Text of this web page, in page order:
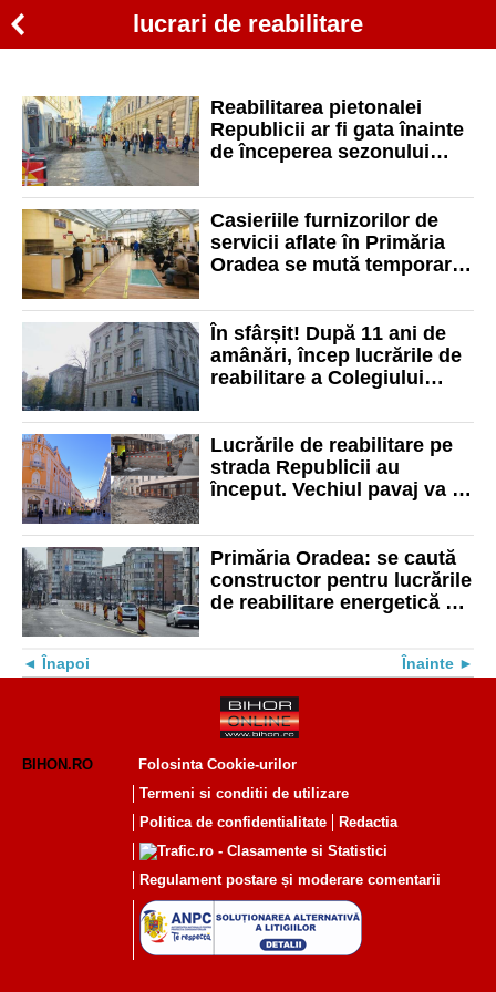
lucrari de reabilitare
Reabilitarea pietonalei
Republicii ar fi gata înainte
de începerea sezonului
Primăria Oradea
Casieriile furnizorilor de
servicii aflate în Primăria
Oradea se mută temporar.
facturile
În sfârșit! După 11 ani de
amânări, încep lucrările de
reabilitare a Colegiului
Lucrările de reabilitare pe
strada Republicii au
început. Vechiul pavaj va fi
lucrări
Primăria Oradea: se caută
constructor pentru lucrările
de reabilitare energetică ale
Înapoi Înainte
BIHON.RO
Folosinta Cookie-urilor
Termeni si conditii de utilizare
Politica de confidentialitate
Redactia
Regulament postare și moderare comentarii